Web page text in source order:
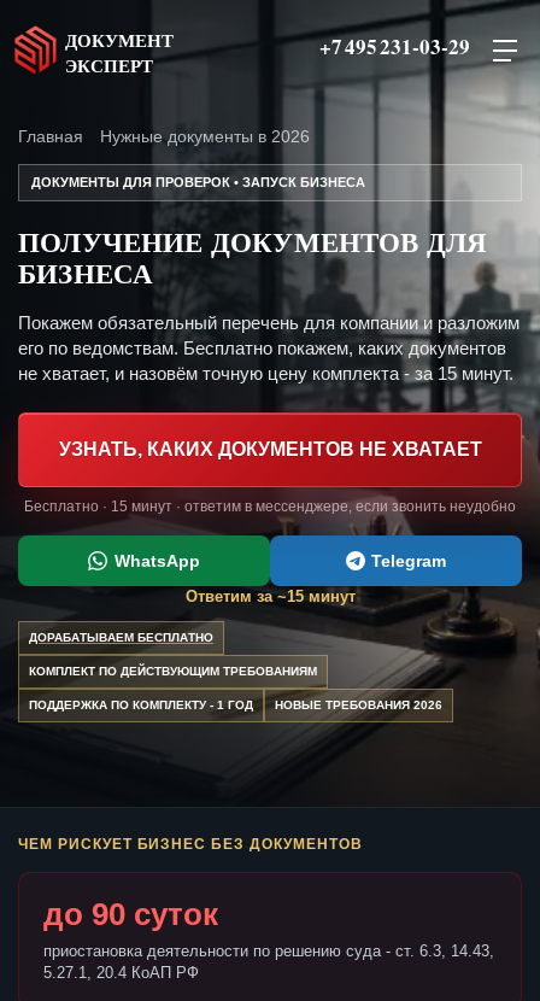
ДОКУМЕНТ
ЭКСПЕРТ
+7 495 231-03-29
Главная Нужные документы в 2026
ДОКУМЕНТЫ ДЛЯ ПРОВЕРОК • ЗАПУСК БИЗНЕСА
ПОЛУЧЕНИЕ ДОКУМЕНТОВ ДЛЯ
БИЗНЕСА
Покажем обязательный перечень для компании и разложим
его по ведомствам. Бесплатно покажем, каких документов
не хватает, и назовём точную цену комплекта - за 15 минут.
УЗНАТЬ, КАКИХ ДОКУМЕНТОВ НЕ ХВАТАЕТ
Бесплатно · 15 минут · ответим в мессенджере, если звонить неудобно
WhatsApp Telegram
Ответим за ~15 минут
ДОРАБАТЫВАЕМ БЕСПЛАТНО
КОМПЛЕКТ ПО ДЕЙСТВУЮЩИМ ТРЕБОВАНИЯМ
ПОДДЕРЖКА ПО КОМПЛЕКТУ - 1 ГОД НОВЫЕ ТРЕБОВАНИЯ 2026
ЧЕМ РИСКУЕТ БИЗНЕС БЕЗ ДОКУМЕНТОВ
до 90 суток
приостановка деятельности по решению суда - ст. 6.3, 14.43,
5.27.1, 20.4 КоАП РФ